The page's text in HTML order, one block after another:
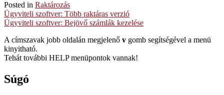
Posted in Raktározás
Post
navigation
Ügyviteli szoftver: Több raktáras verzió
Ügyviteli szoftver: Bejövő számlák kezelése
A címszavak jobb oldalán megjelenő v gomb segítségével a menü
kinyitható.
Tehát további HELP menüpontok vannak!
Súgó